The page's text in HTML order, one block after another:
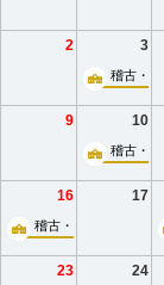
2 3
稽古・小
9 10
稽古・小
16 17
稽古・小ホール
23 24